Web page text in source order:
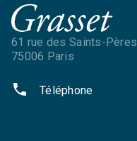
61 rue des Saints-Pères
75006 Paris
phone Téléphone